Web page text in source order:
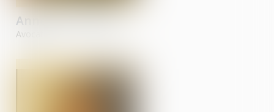
Anne-CarlaPAGET
Avocate